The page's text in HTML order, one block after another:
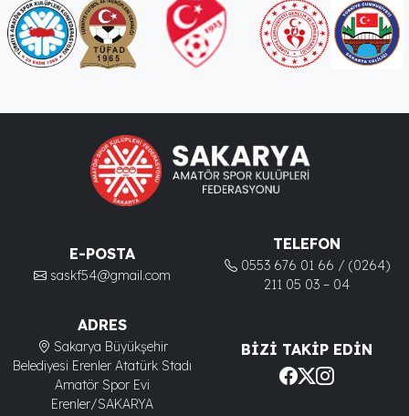
E-POSTA
saskf54@gmail.com
TELEFON
0553 676 01 66 / (0264)
211 05 03 – 04
ADRES
Sakarya Büyükşehir
Belediyesi Erenler Atatürk Stadı
Amatör Spor Evi
Erenler/SAKARYA
BIZI TAKIP EDIN